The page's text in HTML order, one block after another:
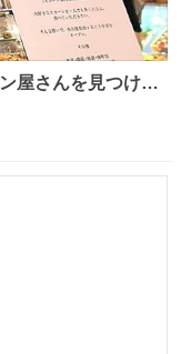
屋さんを見つけて
。スコーンなんて